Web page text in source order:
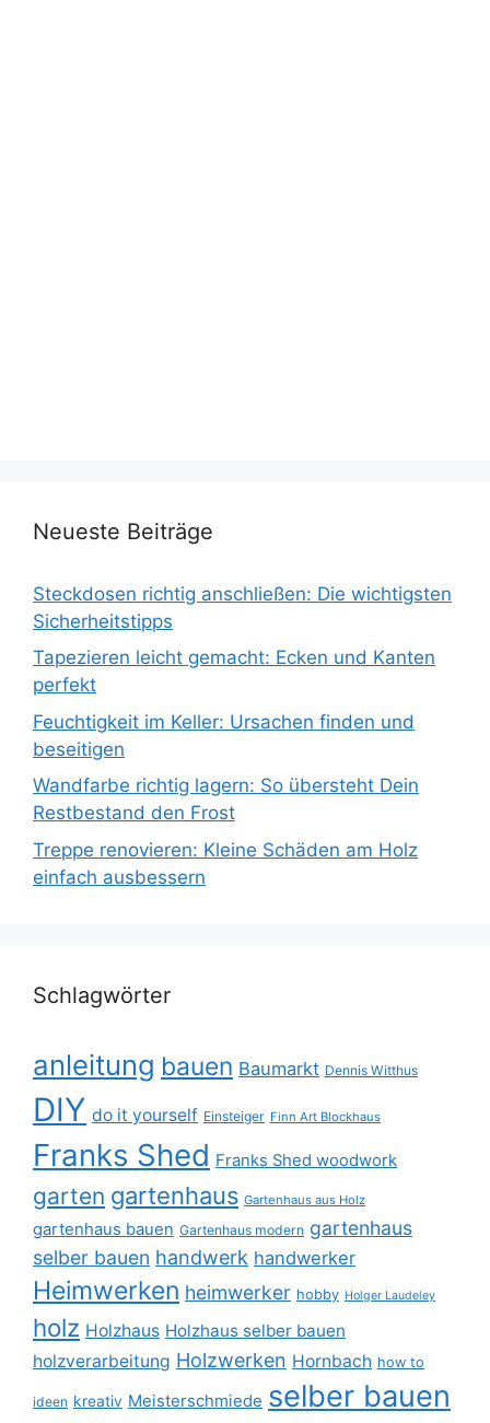
Neueste Beiträge
Steckdosen richtig anschließen: Die wichtigsten
Sicherheitstipps
Tapezieren leicht gemacht: Ecken und Kanten
perfekt
Feuchtigkeit im Keller: Ursachen finden und
beseitigen
Wandfarbe richtig lagern: So übersteht Dein
Restbestand den Frost
Treppe renovieren: Kleine Schäden am Holz
einfach ausbessern
Schlagwörter
anleitung bauen Baumarkt Dennis Witthus
DIY do it yourself Einsteiger Finn Art Blockhaus
Franks Shed Franks Shed woodwork
garten gartenhaus Gartenhaus aus Holz
gartenhaus bauen Gartenhaus modern gartenhaus
selber bauen handwerk handwerker
Heimwerken heimwerker hobby Holger Laudeley
holz Holzhaus Holzhaus selber bauen
holzverarbeitung Holzwerken Hornbach how to
ideen kreativ Meisterschmiede selber bauen